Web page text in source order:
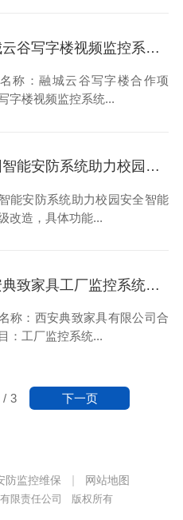
融城云谷写字楼视频监控系统维修维保服务获客户认可
称：融城云谷写字楼合作项
字楼视频监控系统...
校园智能安防系统助力校园安全智能化升级改造
能安防系统助力校园安全智能
改造，具体功能...
西安典致家具工厂监控系统安装中，感谢信任！
称：西安典致家具有限公司合
：工厂监控系统...
/ 3 下一页
防监控维保 网站地图
限责任公司 版权所有